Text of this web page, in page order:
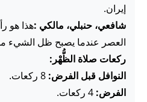
إيران.
شافعي، حنبلي، مالكي :هذا هو
العصر عندما يصبح ظل الشيء
ركعات صلاة الظُّهْر:
النوافل قبل الفرض:
الفرض: